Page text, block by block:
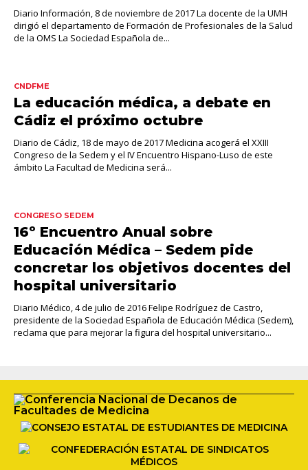
Diario Información, 8 de noviembre de 2017 La docente de la UMH
dirigió el departamento de Formación de Profesionales de la Salud
de la OMS La Sociedad Española de...
CNDFME
La educación médica, a debate en
Cádiz el próximo octubre
Diario de Cádiz, 18 de mayo de 2017 Medicina acogerá el XXIII
Congreso de la Sedem y el IV Encuentro Hispano-Luso de este
ámbito La Facultad de Medicina será...
CONGRESO SEDEM
16º Encuentro Anual sobre
Educación Médica – Sedem pide
concretar los objetivos docentes del
hospital universitario
Diario Médico, 4 de julio de 2016 Felipe Rodríguez de Castro,
presidente de la Sociedad Española de Educación Médica (Sedem),
reclama que para mejorar la figura del hospital universitario...